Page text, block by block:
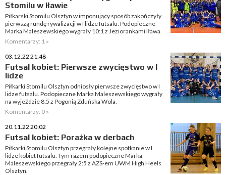
Stomilu w Iławie
Piłkarski Stomilu Olsztyn w imponujący sposób zakończyły
pierwszą rundę rywalizacji w I lidze futsalu. Podopieczne
Marka Maleszewskiego wygrały 10:1 z Jeziorankami Iława.
Komentarzy: 1 »
03.12.22 21:48
Futsal kobiet: Pierwsze zwycięstwo w I
lidze
Piłkarki Stomilu Olsztyn odniosły pierwsze zwycięstwo w I
lidze futsalu. Podopieczne Marka Maleszewskiego wygrały
na wyjeździe 8:5 z Pogonią Zduńska Wola.
Komentarzy: 0 »
20.11.22 20:02
Futsal kobiet: Porażka w derbach
Piłkarki Stomilu Olsztyn przegrały kolejne spotkanie w I
lidze kobiet futsalu. Tym razem podopieczne Marka
Maleszewskiego przegrały 2:5 z AZS-em UWM High Heels
Olsztyn.